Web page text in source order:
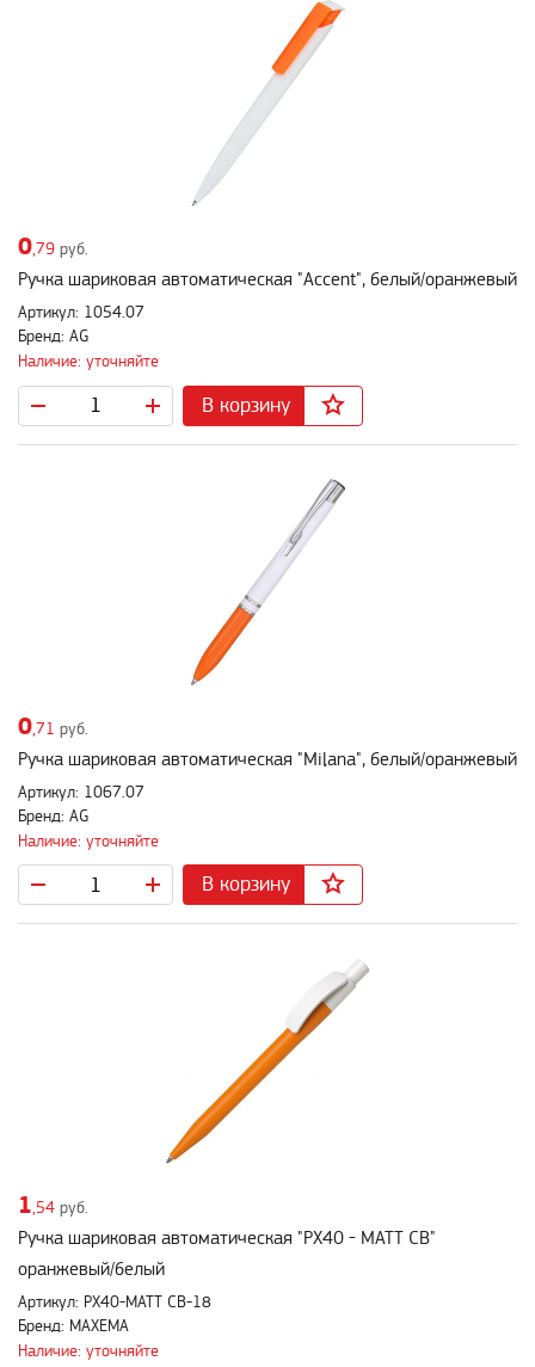
0,79 руб.
Ручка шариковая автоматическая "Accent", белый/оранжевый
Артикул: 1054.07
Бренд: AG
Наличие: уточняйте
В корзину
0 ,71 руб.
Ручка шариковая автоматическая "Milana", белый/оранжевый
Артикул: 1067.07
Бренд: AG
Наличие: уточняйте
В корзину
1,54 руб.
Ручка шариковая автоматическая "PX40 - MATT CB"
оранжевый/белый
Артикул: PX40-MATT CB-18
Бренд: MAXEMA
Наличие: уточняйте